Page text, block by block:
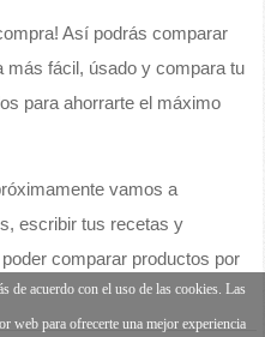
Así podrás comparar
más fácil, úsado y compara tu
para ahorrarte el máximo
vamos a
escribir tus recetas y
comparar productos por
de acuerdo con el uso de las cookies. Las
web para ofrecerte una mejor experiencia